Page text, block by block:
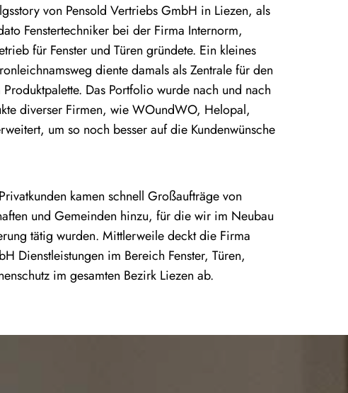
von Pensold Vertriebs GmbH in Liezen, als
Fenstertechniker bei der Firma Internorm,
für Fenster und Türen gründete. Ein kleines
diente damals als Zentrale für den
Das Portfolio wurde nach und nach
diverser Firmen, wie WOundWO, Helopal,
um so noch besser auf die Kundenwünsche
kamen schnell Großaufträge von
und Gemeinden hinzu, für die wir im Neubau
tätig wurden. Mittlerweile deckt die Firma
Dienstleistungen im Bereich Fenster, Türen,
im gesamten Bezirk Liezen ab.